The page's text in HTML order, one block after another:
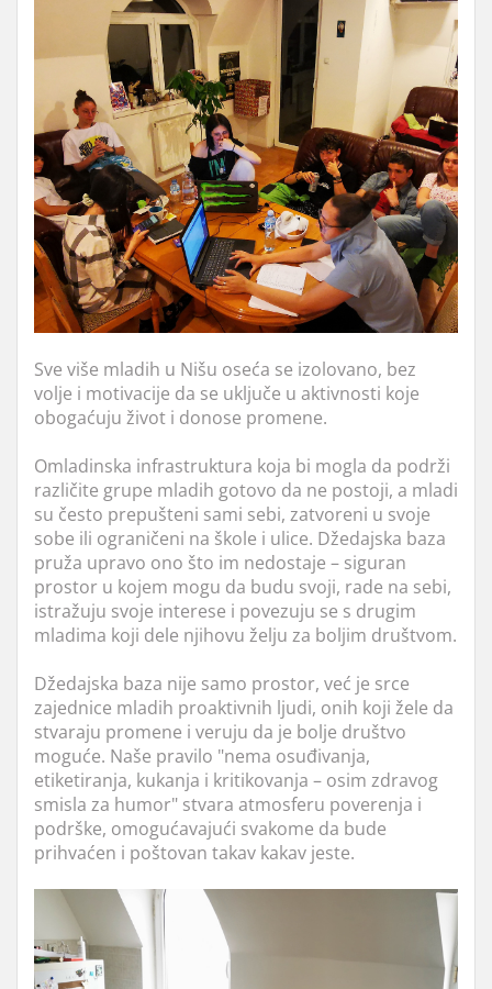
Sve više mladih u Nišu oseća se izolovano, bez
volje i motivacije da se uključe u aktivnosti koje
obogaćuju život i donose promene.
Omladinska infrastruktura koja bi mogla da podrži
različite grupe mladih gotovo da ne postoji, a mladi
su često prepušteni sami sebi, zatvoreni u svoje
sobe ili ograničeni na škole i ulice. Džedajska baza
pruža upravo ono što im nedostaje – siguran
prostor u kojem mogu da budu svoji, rade na sebi,
istražuju svoje interese i povezuju se s drugim
mladima koji dele njihovu želju za boljim društvom.
Džedajska baza nije samo prostor, već je srce
zajednice mladih proaktivnih ljudi, onih koji žele da
stvaraju promene i veruju da je bolje društvo
moguće. Naše pravilo "nema osuđivanja,
etiketiranja, kukanja i kritikovanja – osim zdravog
smisla za humor" stvara atmosferu poverenja i
podrške, omogućavajući svakome da bude
prihvaćen i poštovan takav kakav jeste.